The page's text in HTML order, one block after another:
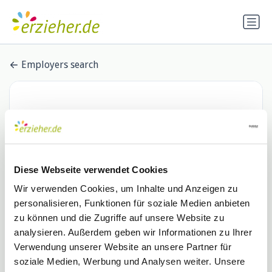
Diese Webseite verwendet Cookies
Wir verwenden Cookies, um Inhalte und Anzeigen zu
personalisieren, Funktionen für soziale Medien anbieten
zu können und die Zugriffe auf unsere Website zu
analysieren. Außerdem geben wir Informationen zu Ihrer
Verwendung unserer Website an unsere Partner für
soziale Medien, Werbung und Analysen weiter. Unsere
Employers search
Hays – Working for your
tomorrow
1 Stellenangebot